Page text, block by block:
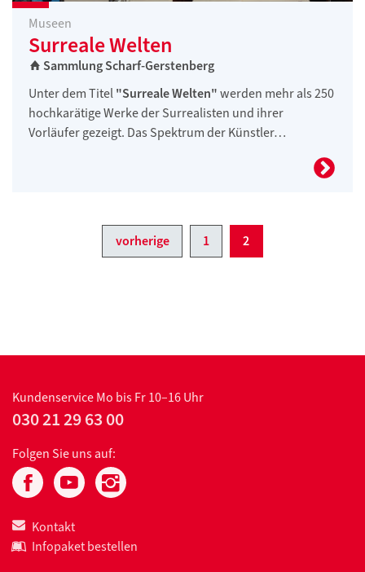
Museen
Surreale Welten
Sammlung Scharf-Gerstenberg
Unter dem Titel"Surreale Welten"werden mehr als 250
hochkarätige Werke der Surrealisten und ihrer
Vorläufer gezeigt. Das Spektrum der Künstler…
vorherige 1 2
KundenserviceMo bis Fr 10–16 Uhr
030 21 29 63 00
Folgen Sie uns auf:
Kontakt
Infopaket bestellen